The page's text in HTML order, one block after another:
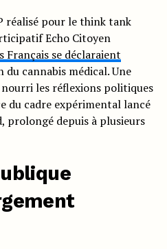
réalisé pour le think tank
Echo Citoyen
Français se déclaraient
cannabis médical. Une
les réflexions politiques
du cadre expérimental lancé
prolongé depuis à plusieurs